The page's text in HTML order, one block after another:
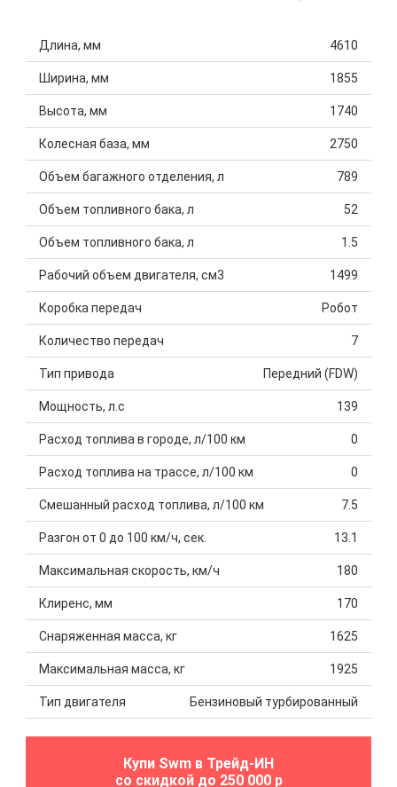
Длина, мм 4610
Ширина, мм 1855
Высота, мм 1740
Колесная база, мм 2750
Объем багажного отделения, л 789
Объем топливного бака, л 52
Объем топливного бака, л 1.5
Рабочий объем двигателя, см3 1499
Коробка передач Робот
Количество передач 7
Тип привода Передний (FDW)
Мощность, л.с 139
Расход топлива в городе, л/100 км 0
Расход топлива на трассе, л/100 км 0
Смешанный расход топлива, л/100 км 7.5
Разгон от 0 до 100 км/ч, сек. 13.1
Максимальная скорость, км/ч 180
Клиренс, мм 170
Снаряженная масса, кг 1625
Максимальная масса, кг 1925
Тип двигателя Бензиновый турбированный
Купи Swm в Трейд-ИН
со скидкой до 250 000 р